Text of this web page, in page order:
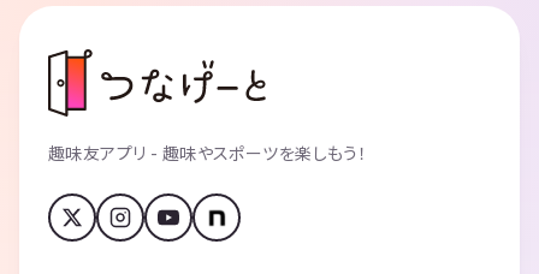
趣味友アプリ - 趣味やスポーツを楽しもう！